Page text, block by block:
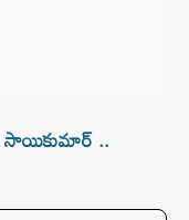
సాయికుమార్‌ ..